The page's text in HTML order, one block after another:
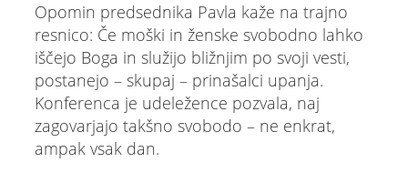
Opomin predsednika Pavla kaže na trajno
resnico: Če moški in ženske svobodno lahko
iščejo Boga in služijo bližnjim po svoji vesti,
postanejo – skupaj – prinašalci upanja.
Konferenca je udeležence pozvala, naj
zagovarjajo takšno svobodo – ne enkrat,
ampak vsak dan.